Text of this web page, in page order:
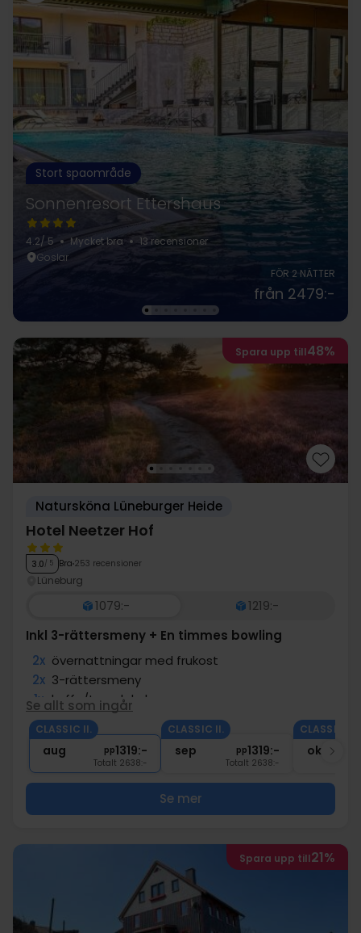
Stort spaområde
Sonnenresort Ettershaus
4.2/ 5 Mycket bra
13 recensioner
Goslar
FÖR 2 NÄTTER
från 2479:-
Spara upp till48%
Natursköna Lüneburger Heide
Hotel Neetzer Hof
3.0/ 5 Bra 253 recensioner
Lüneburg
1079:-
1219:-
Inkl 3-rättersmeny + En timmes bowling
2x övernattningar med frukost
2x 3-rättersmeny
1x kaffe/te och kaka
1x En timmes bowling (Kegelbahn)
1x 1 välkomstdrink
Se allt som ingår
CLASSIC II.
aug pp1319:-
Totalt 2638:-
CLASSIC II.
sep pp1319:-
Totalt 2638:-
CLASSIC II.
okt
Se mer
Spara upp till21%